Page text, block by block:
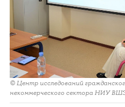
© Центр исследований
некоммерческого сектора НИУ